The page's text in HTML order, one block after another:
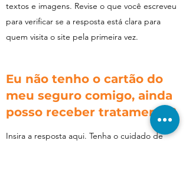
textos e imagens. Revise o que você escreveu
para verificar se a resposta está clara para
quem visita o site pela primeira vez.
Eu não tenho o cartão do
meu seguro comigo, ainda
posso receber tratamento?
Insira a resposta aqui. Tenha o cuidado de